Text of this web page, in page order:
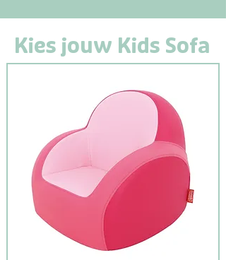
Kies jouw Kids Sofa